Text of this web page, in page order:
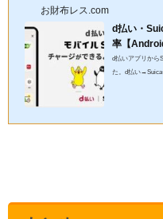
お財布レス.com
d払い・
率【
d払いアプリから
た。d払い→Suica